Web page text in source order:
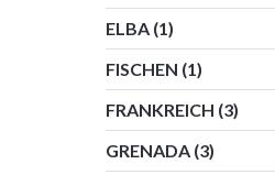
ELBA (1)
FISCHEN (1)
FRANKREICH (3)
GRENADA (3)